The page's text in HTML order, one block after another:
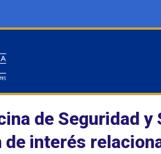
de Seguridad y
interés